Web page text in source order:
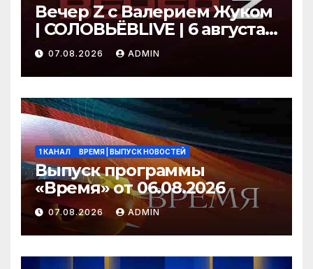
Вечер Z с Валерием Жуком
| СОЛОВЬЁВLIVE | 6 августа
2026 года
07.08.2026 ADMIN
1 КАНАЛ ВРЕМЯ | ВЫПУСК НОВОСТЕЙ
Выпуск программы
«Время» от 06.08.2026
07.08.2026 ADMIN